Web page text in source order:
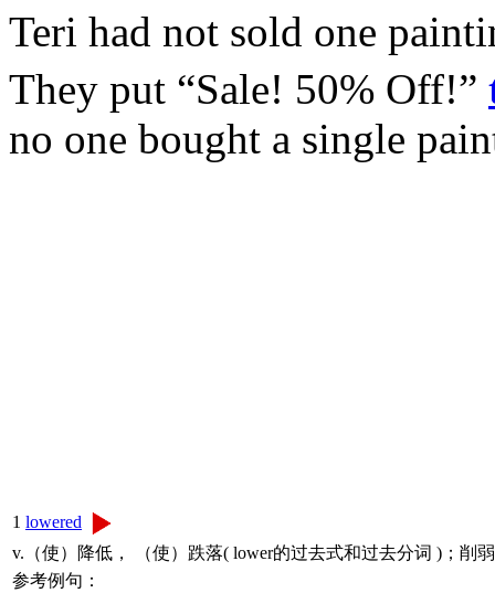
Teri had not sold one
They put “Sale! 50% Off!”
no one bought a single
1 lowered
v.（使）降低， （使）跌落( lower的过去式和过去分词 )；削
参考例句：